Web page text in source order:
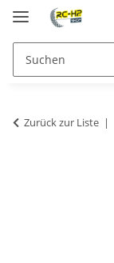
Zurück zur Liste